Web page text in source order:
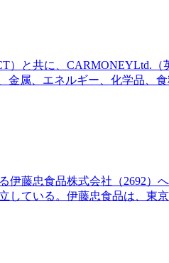
と共に、CARMONEYLtd.（
属、エネルギー、化学品、
藤忠食品株式会社（2692）
している。伊藤忠食品は、東